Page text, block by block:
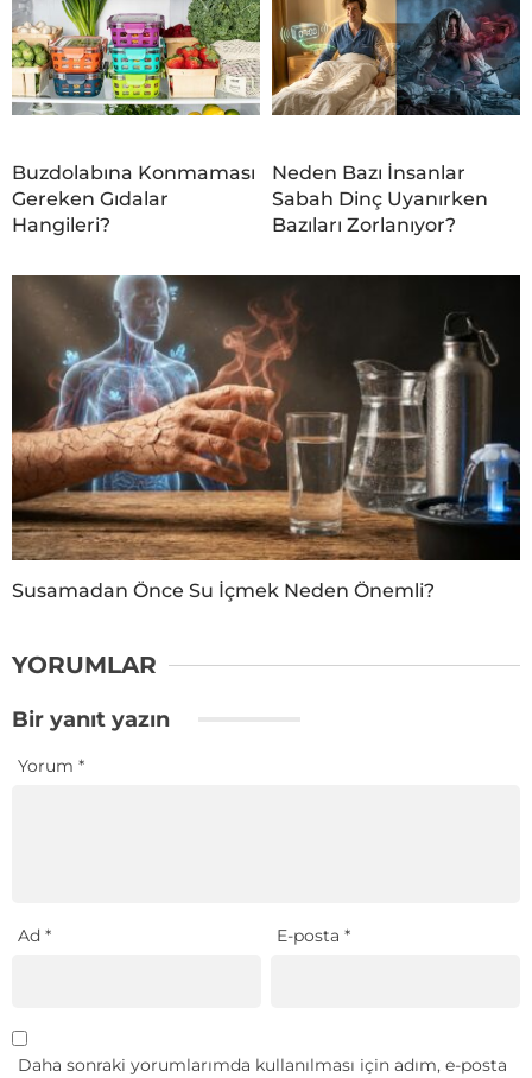
Buzdolabına Konmaması
Gereken Gıdalar
Hangileri?
Neden Bazı İnsanlar
Sabah Dinç Uyanırken
Bazıları Zorlanıyor?
Susamadan Önce Su İçmek Neden Önemli?
YORUMLAR
Bir yanıt yazın
Yorum *
Ad * E-posta*
Daha sonraki yorumlarımda kullanılması için adım, e-posta